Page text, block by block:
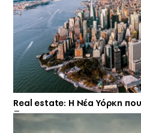
Real estate: H Νέα Υόρκη